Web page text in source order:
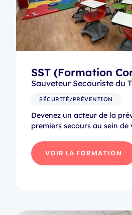
SST (Formation
Sauveteur Secouriste du
SÉCURITÉ/PRÉVENTION
Devenez un acteur de la
premiers secours au sein
VOIR LA FORMATION